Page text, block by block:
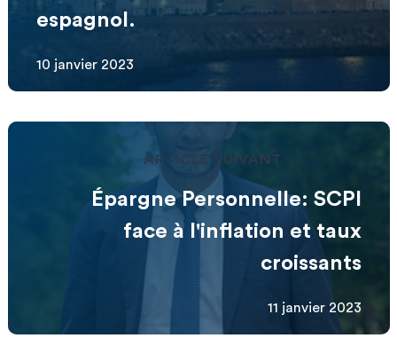
espagnol.
10 janvier 2023
ARTICLE SUIVANT
Épargne Personnelle: SCPI
face à l'inflation et taux
croissants
11 janvier 2023